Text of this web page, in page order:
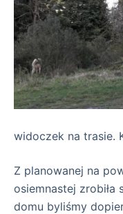
widoczek na trasie.
Z planowanej na
osiemnastej
domu byliśmy